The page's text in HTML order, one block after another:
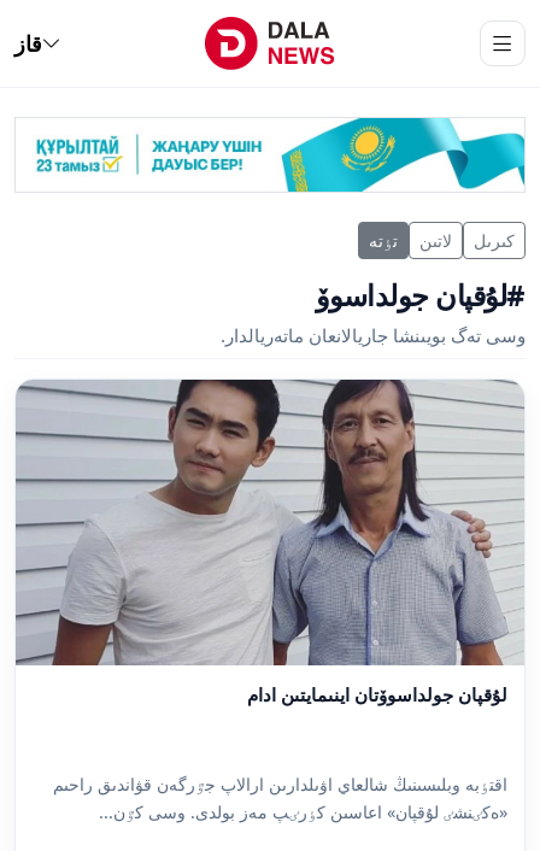
قاز
كىرىل لاتىن تٶتە
#لۇقپان جولداسوۆ
وسى تەگ بويىنشا جاريالانعان ماتەريالدار.
لۇقپان جولداسوۆتان اينىمايتىن ادام
اقتٶبە وبلىسىنىڭ شالعاي اۋىلدارىن ارالاپ جٷرگەن قۋاندىق راحىم
«ەكٸنشٸ لۇقپان» اعاسىن كٶرٸپ مەز بولدى. وسى كٷن...